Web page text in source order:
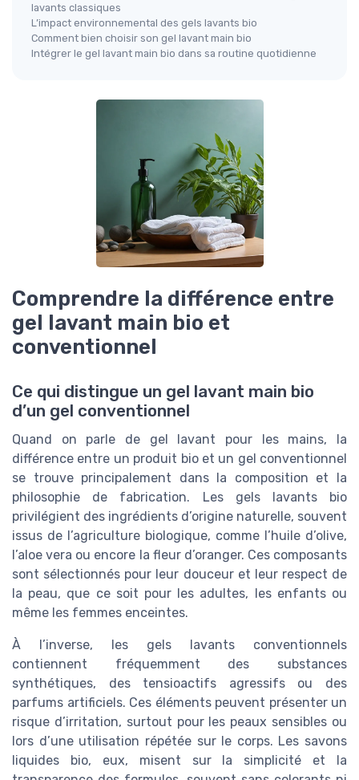
lavants classiques
L’impact environnemental des gels lavants bio
Comment bien choisir son gel lavant main bio
Intégrer le gel lavant main bio dans sa routine quotidienne
Comprendre la différence entre
gel lavant main bio et
conventionnel
Ce qui distingue un gel lavant main bio
d’un gel conventionnel
Quand on parle de gel lavant pour les mains, la
différence entre un produit bio et un gel conventionnel
se trouve principalement dans la composition et la
philosophie de fabrication. Les gels lavants bio
privilégient des ingrédients d’origine naturelle, souvent
issus de l’agriculture biologique, comme l’huile d’olive,
l’aloe vera ou encore la fleur d’oranger. Ces composants
sont sélectionnés pour leur douceur et leur respect de
la peau, que ce soit pour les adultes, les enfants ou
même les femmes enceintes.
À l’inverse, les gels lavants conventionnels
contiennent fréquemment des substances
synthétiques, des tensioactifs agressifs ou des
parfums artificiels. Ces éléments peuvent présenter un
risque d’irritation, surtout pour les peaux sensibles ou
lors d’une utilisation répétée sur le corps. Les savons
liquides bio, eux, misent sur la simplicité et la